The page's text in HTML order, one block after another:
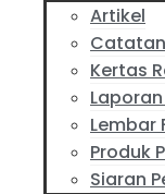
Artikel
Kertas
Lembar
Produk
Siaran